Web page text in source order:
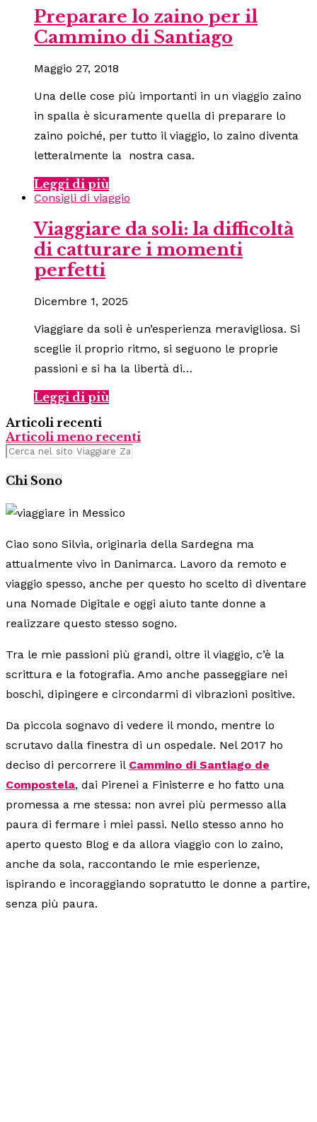
Preparare lo zaino per il
Cammino di Santiago
Maggio 27, 2018
Una delle cose più importanti in un viaggio zaino
in spalla è sicuramente quella di preparare lo
zaino poiché, per tutto il viaggio, lo zaino diventa
letteralmente la nostra casa.
Leggi di più
Consigli di viaggio
Viaggiare da soli: la difficoltà
di catturare i momenti
perfetti
Dicembre 1, 2025
Viaggiare da soli è un’esperienza meravigliosa. Si
sceglie il proprio ritmo, si seguono le proprie
passioni e si ha la libertà di…
Leggi di più
Articoli recenti
Articoli meno recenti
Chi Sono
Ciao sono Silvia, originaria della Sardegna ma
attualmente vivo in Danimarca. Lavoro da remoto e
viaggio spesso, anche per questo ho scelto di diventare
una Nomade Digitale e oggi aiuto tante donne a
realizzare questo stesso sogno.
Tra le mie passioni più grandi, oltre il viaggio, c’è la
scrittura e la fotografia. Amo anche passeggiare nei
boschi, dipingere e circondarmi di vibrazioni positive.
Da piccola sognavo di vedere il mondo, mentre lo
scrutavo dalla finestra di un ospedale. Nel 2017 ho
deciso di percorrere il Cammino di Santiago de
Compostela, dai Pirenei a Finisterre e ho fatto una
promessa a me stessa: non avrei più permesso alla
paura di fermare i miei passi. Nello stesso anno ho
aperto questo Blog e da allora viaggio con lo zaino,
anche da sola, raccontando le mie esperienze,
ispirando e incoraggiando sopratutto le donne a partire,
senza più paura.